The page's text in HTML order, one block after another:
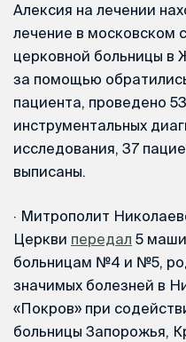
Алексия на лечении
лечение в московском
церковной больницы в
за помощью
пациента, проведено
инструментальных
исследования, 37
выписаны.
· Митрополит
Церкви передал 5
больницам №4 и №5,
значимых болезней в
«Покров» при
больницы Запорожья,